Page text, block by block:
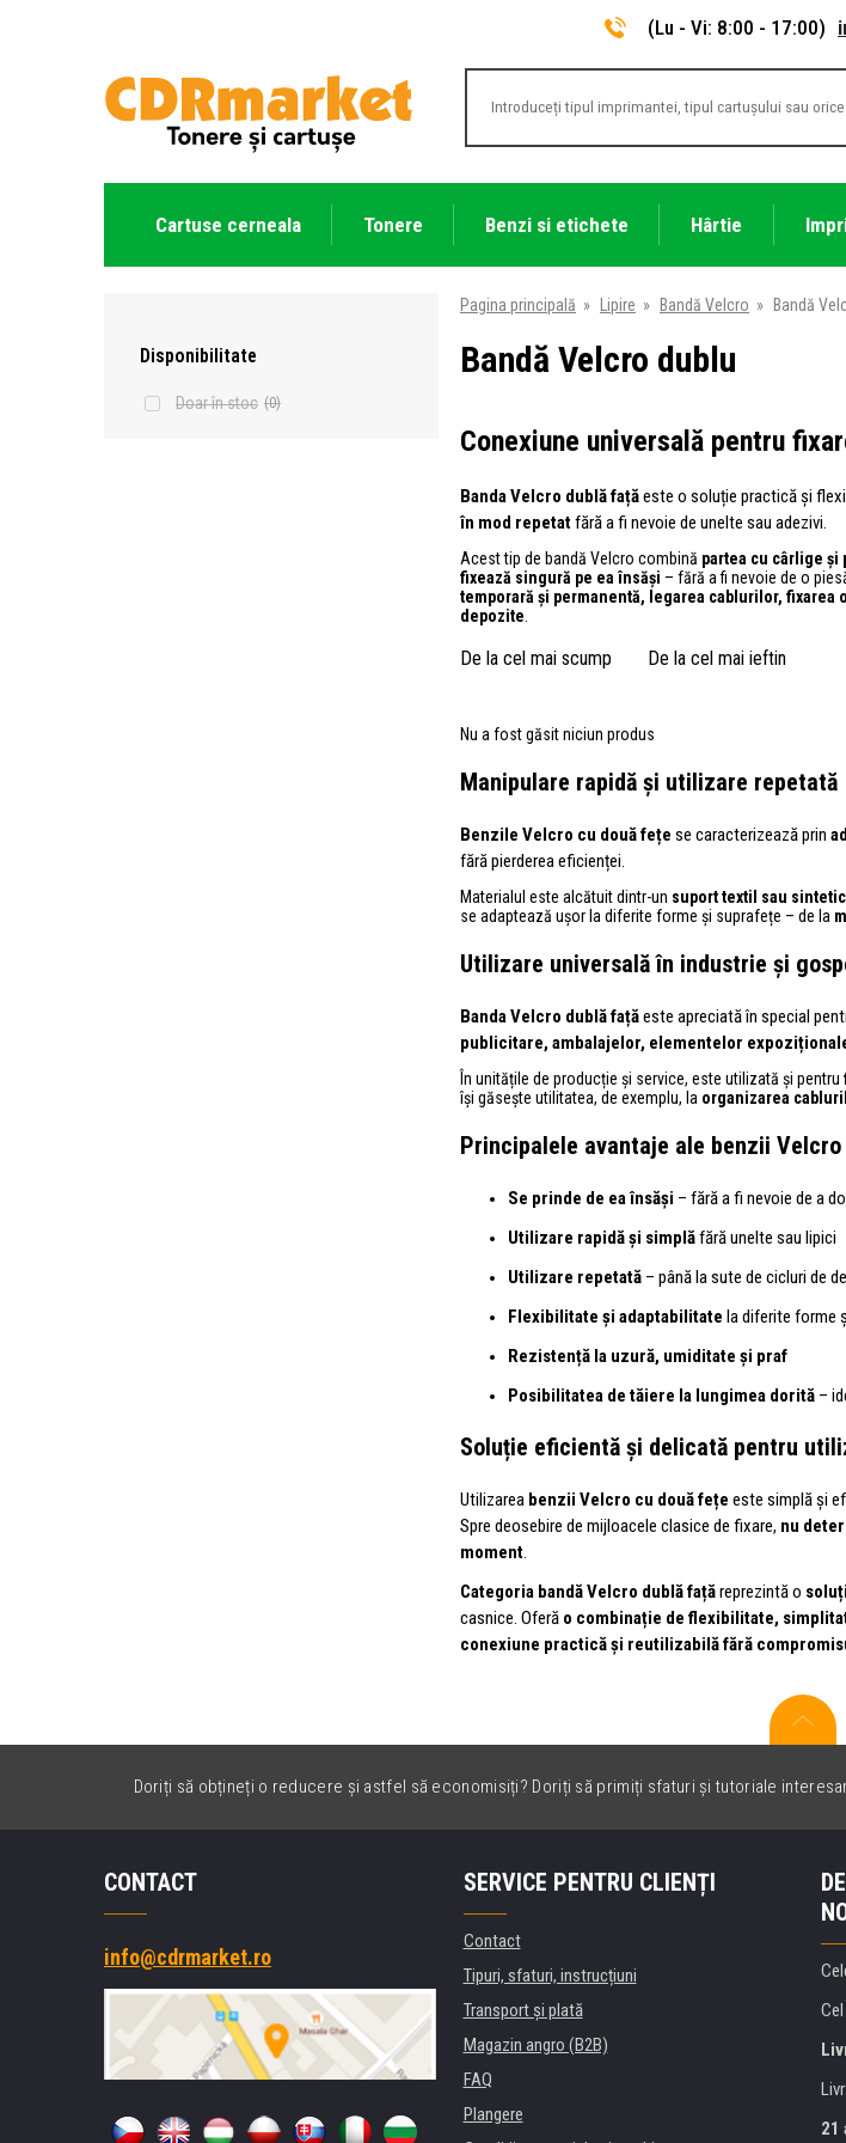
(Lu - Vi: 8:00 - 17:00)
Cartuse cerneala Tonere Benzi si etichete Hârtie
Disponibilitate
Doar în stoc (0)
Pagina principală » Lipire » Bandă Velcro » Bandă
Bandă Velcro dublu
Conexiune universală pentru
Banda Velcro dublă fațăeste o soluție practică și
în mod repetatfără a fi nevoie de unelte sau adezivi.
Acest tip de bandă Velcro combină partea cu cârlige și
fixează singură pe ea însăși – fără a fi nevoie de o
temporară și permanentă, legarea cablurilor,
depozite
De la cel mai scump De la cel mai ieftin
Nu a fost găsit niciun produs
Manipulare rapidă și utilizare repetată
Benzile Velcro cu două fețe se caracterizează prin
fără pierderea eficienței.
Materialul este alcătuit dintr-un suport textil sau
se adaptează ușor la diferite forme și suprafețe – de la
Utilizare universală în industrie și
Banda Velcro dublă fațăeste apreciată în special
publicitare, ambalajelor, elementelor
În unitățile de producție și service, este utilizată și pentru
își găsește utilitatea, de exemplu, la organizarea
Principalele avantaje ale benzii
Se prinde de ea însăși – fără a fi nevoie de a
Utilizare rapidă și simplăfără unelte sau lipici
Utilizare repetată – până la sute de cicluri de
Flexibilitate și adaptabilitate la diferite forme
Rezistență la uzură, umiditate și praf
Posibilitatea de tăiere la lungimea dorită –
Soluție eficientă și delicată pentru
Utilizarea benzii Velcro cu două fețe este simplă și
Spre deosebire de mijloacele clasice de fixare, nu
moment
Categoria bandă Velcro dublă fațăreprezintă o
casnice. Oferă o combinație de flexibilitate,
conexiune practică și reutilizabilă fără
Doriți să obțineți o reducere și astfel să economisiți? Doriți să primiți sfaturi și tutoriale
CONTACT
info@cdrmarket.ro
SERVICE PENTRU CLIENȚI
Contact
Tipuri, sfaturi, instrucțiuni
Transport şi plată
Magazin angro (B2B)
FAQ
Plangere
21